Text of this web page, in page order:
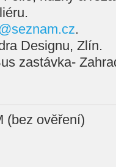
.
Designu, Zlín.
zastávka-
(bez ověření)